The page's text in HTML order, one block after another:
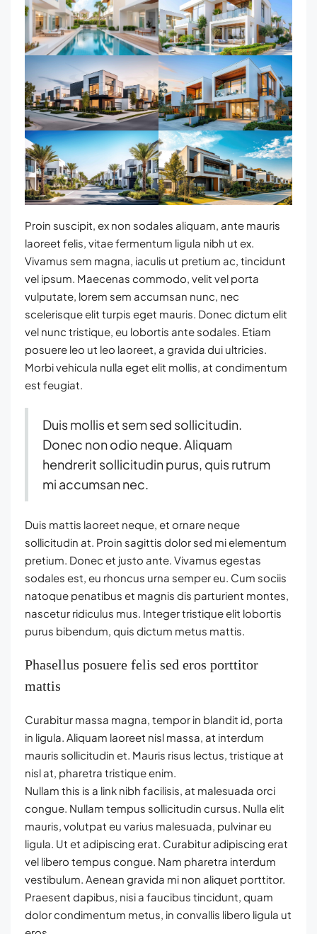
Proin suscipit, ex non sodales aliquam, ante mauris
laoreet felis, vitae fermentum ligula nibh ut ex.
Vivamus sem magna, iaculis ut pretium ac, tincidunt
vel ipsum. Maecenas commodo, velit vel porta
vulputate, lorem sem accumsan nunc, nec
scelerisque elit turpis eget mauris. Donec dictum elit
vel nunc tristique, eu lobortis ante sodales. Etiam
posuere leo ut leo laoreet, a gravida dui ultricies.
Morbi vehicula nulla eget elit mollis, at condimentum
est feugiat.
Duis mollis et sem sed sollicitudin.
Donec non odio neque. Aliquam
hendrerit sollicitudin purus, quis rutrum
mi accumsan nec.
Duis mattis laoreet neque, et ornare neque
sollicitudin at. Proin sagittis dolor sed mi elementum
pretium. Donec et justo ante. Vivamus egestas
sodales est, eu rhoncus urna semper eu. Cum sociis
natoque penatibus et magnis dis parturient montes,
nascetur ridiculus mus. Integer tristique elit lobortis
purus bibendum, quis dictum metus mattis.
Phasellus posuere felis sed eros porttitor
mattis
Curabitur massa magna, tempor in blandit id, porta
in ligula. Aliquam laoreet nisl massa, at interdum
mauris sollicitudin et. Mauris risus lectus, tristique at
nisl at, pharetra tristique enim.
Nullam this is a link nibh facilisis, at malesuada orci
congue. Nullam tempus sollicitudin cursus. Nulla elit
mauris, volutpat eu varius malesuada, pulvinar eu
ligula. Ut et adipiscing erat. Curabitur adipiscing erat
vel libero tempus congue. Nam pharetra interdum
vestibulum. Aenean gravida mi non aliquet porttitor.
Praesent dapibus, nisi a faucibus tincidunt, quam
dolor condimentum metus, in convallis libero ligula ut